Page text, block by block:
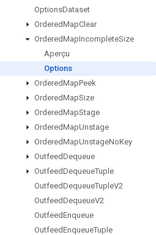
OptionsDataset
OrderedMapClear
OrderedMapIncompleteSize
Aperçu
Options
OrderedMapPeek
OrderedMapSize
OrderedMapStage
OrderedMapUnstage
OrderedMapUnstageNoKey
OutfeedDequeue
OutfeedDequeueTuple
OutfeedDequeueTupleV2
OutfeedDequeueV2
OutfeedEnqueue
OutfeedEnqueueTuple